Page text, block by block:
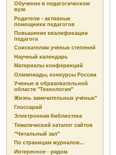
Обучение в педагогическом
вузе
Родители - активные
помощники педагогов
Повышение квалификации
педагога
Соискателям учёных степеней
Научный календарь
Материалы конференций
Олимпиады, конкурсы России
Ученые в образовательной
области "Технология"
Жизнь замечательных учёных"
Глоссарий
Электронная библиотека
Тематический каталог сайтов
"Читальный зал"
По страницам журналов...
Интересное - рядом